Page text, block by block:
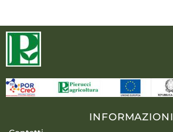
INFORMAZIONI